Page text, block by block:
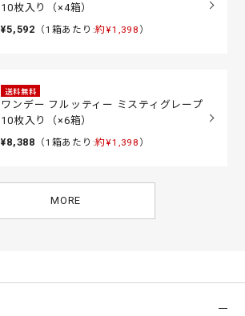
10枚入り（×4箱）
¥5,592 （1箱あたり:約¥1,398 ）
送料無料
ワンデー フルッティー ミスティグレープ
10枚入り（×6箱）
¥8,388 （1箱あたり:約¥1,398 ）
MORE